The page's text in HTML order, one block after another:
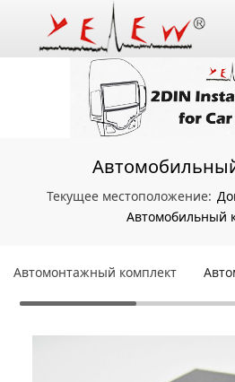
Текущее местоположение:
Автомобильный
Автомонтажный комплект